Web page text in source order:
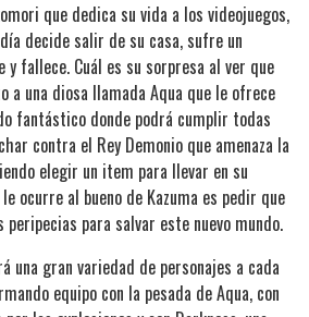
que dedica su vida a los videojuegos,
decide salir de su casa, sufre un
fallece. Cuál es su sorpresa al ver que
a una diosa llamada Aqua que le ofrece
fantástico donde podrá cumplir todas
contra el Rey Demonio que amenaza la
elegir un item para llevar en su
ocurre al bueno de Kazuma es pedir que
peripecias para salvar este nuevo mundo.
una gran variedad de personajes a cada
equipo con la pesada de Aqua, con